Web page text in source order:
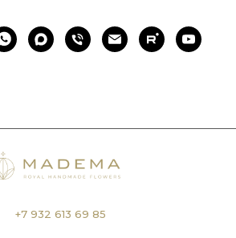
+7 932 613 69 85